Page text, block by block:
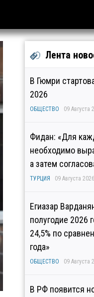
Лента
В Гюмри
2026
ОБЩЕСТВО 09 Августа
Фидан: «Для
необходимо
а затем
ТУРЦИЯ 09 Августа
Егиазар
полугодие 2026
24,5% по
года»
ОБЩЕСТВО 09 Августа
В РФ появится